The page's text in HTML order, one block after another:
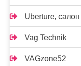
Uberture,
Vag Technik
VAGzone52